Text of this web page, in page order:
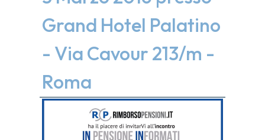
Grand Hotel Palatino
- Via Cavour 213/m -
Roma